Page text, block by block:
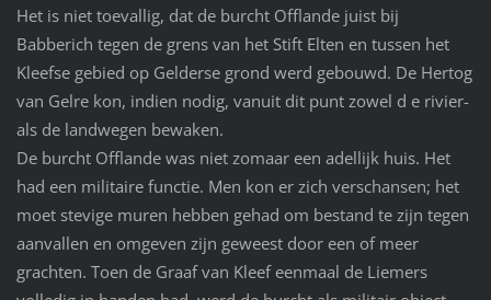
Het is niet toevallig, dat de burcht Offlande juist bij
Babberich tegen de grens van het Stift Elten en tussen het
Kleefse gebied op Gelderse grond werd gebouwd. De Hertog
van Gelre kon, indien nodig, vanuit dit punt zowel d e rivier-
als de landwegen bewaken.
De burcht Offlande was niet zomaar een adellijk huis. Het
had een militaire functie. Men kon er zich verschansen; het
moet stevige muren hebben gehad om bestand te zijn tegen
aanvallen en omgeven zijn geweest door een of meer
grachten. Toen de Graaf van Kleef eenmaal de Liemers